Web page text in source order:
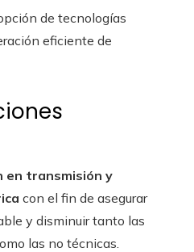
de tecnologías
eficiente de
en transmisión y
con el fin de asegurar
y disminuir tanto las
las no técnicas.